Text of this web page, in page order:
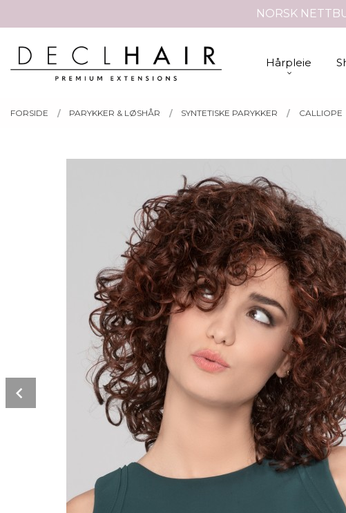
til
NORSK
PRODUKTER
Hårpleie
FORSIDE PARYKKER & LØSHÅR SYNTETISKE PARYKKER CALLIOPE